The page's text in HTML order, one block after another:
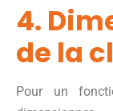
4.
de la
Pour un